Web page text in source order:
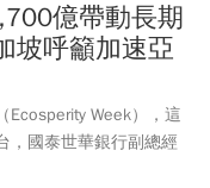
億帶動長期
坡呼籲加速亞
Ecosperity Week），這
，國泰世華銀行副總經
擔任講者，分享如何